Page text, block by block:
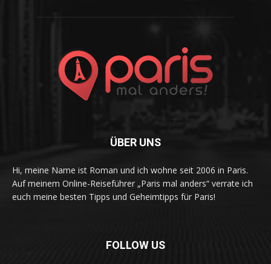
ÜBER UNS
Hi, meine Name ist Roman und ich wohne seit 2006 in Paris.
Auf meinem Online-Reiseführer „Paris mal anders“ verrate ich
euch meine besten Tipps und Geheimtipps für Paris!
FOLLOW US